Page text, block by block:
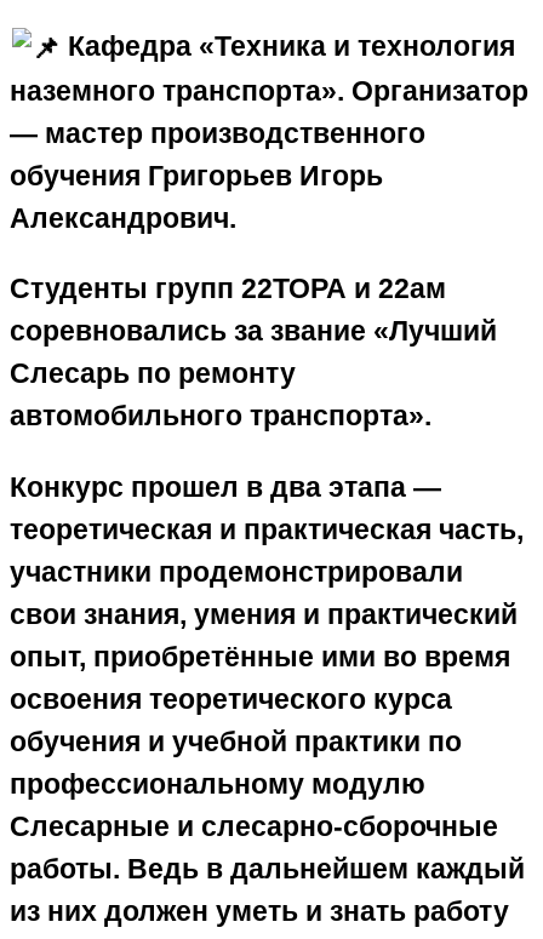
Кафедра «Техника и технология
наземного транспорта». Организатор
— мастер производственного
обучения Григорьев Игорь
Александрович.
Студенты групп 22ТОРА и 22ам
соревновались за звание «Лучший
Слесарь по ремонту
автомобильного транспорта».
Конкурс прошел в два этапа —
теоретическая и практическая часть,
участники продемонстрировали
свои знания, умения и практический
опыт, приобретённые ими во время
освоения теоретического курса
обучения и учебной практики по
профессиональному модулю
Слесарные и слесарно-сборочные
работы. Ведь в дальнейшем каждый
из них должен уметь и знать работу